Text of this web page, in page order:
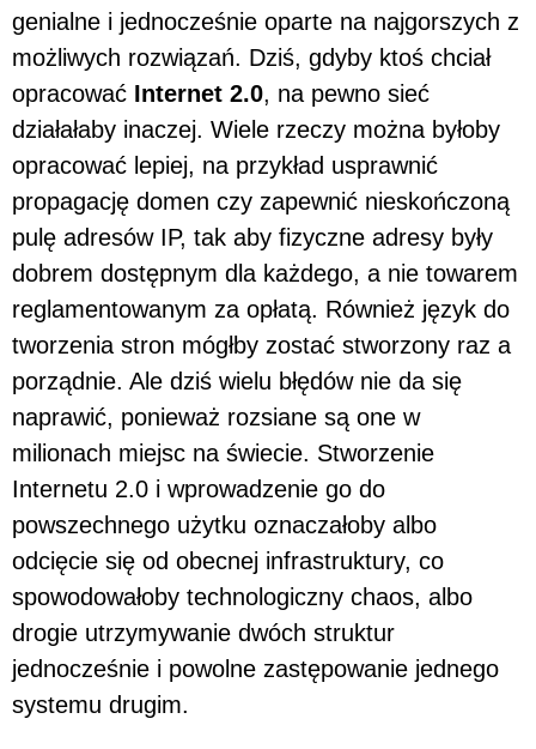
genialne i jednocześnie oparte na najgorszych z
możliwych rozwiązań. Dziś, gdyby ktoś chciał
opracować Internet 2.0, na pewno sieć
działałaby inaczej. Wiele rzeczy można byłoby
opracować lepiej, na przykład usprawnić
propagację domen czy zapewnić nieskończoną
pulę adresów IP, tak aby fizyczne adresy były
dobrem dostępnym dla każdego, a nie towarem
reglamentowanym za opłatą. Również język do
tworzenia stron mógłby zostać stworzony raz a
porządnie. Ale dziś wielu błędów nie da się
naprawić, ponieważ rozsiane są one w
milionach miejsc na świecie. Stworzenie
Internetu 2.0 i wprowadzenie go do
powszechnego użytku oznaczałoby albo
odcięcie się od obecnej infrastruktury, co
spowodowałoby technologiczny chaos, albo
drogie utrzymywanie dwóch struktur
jednocześnie i powolne zastępowanie jednego
systemu drugim.